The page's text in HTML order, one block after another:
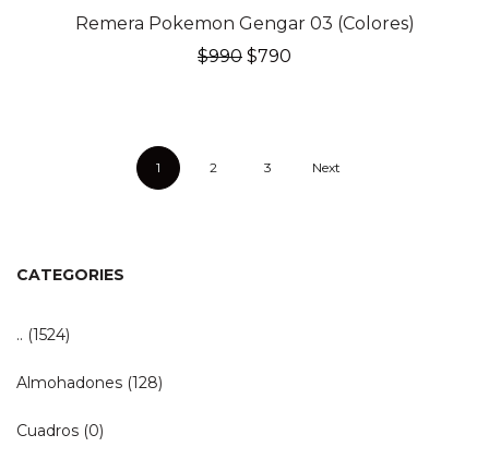
20% OFFRemera Pokemon Gengar 03 (Colores)
$990 El
$790
1 2 3 Next
CATEGORIES
.. (1524)
Almohadones (128)
Cuadros (0)